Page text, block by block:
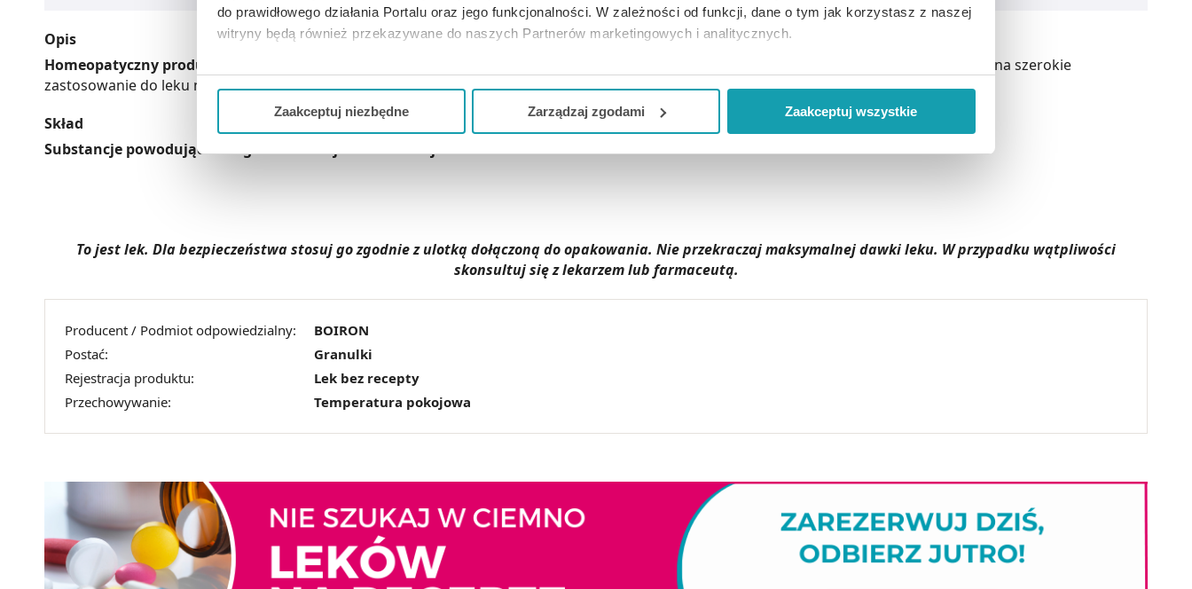
do prawidłowego działania Portalu oraz jego funkcjonalności. W zależności od funkcji, dane o tym jak korzystasz z naszej
witryny będą również przekazywane do naszych Partnerów marketingowych i analitycznych.
Jeżeli chcesz dostosować swoją zgodę i wybrać tylko niektóre dodatkowe funkcje, z którymi wiąże się zbieranie danych o
Ciebie danych, które nie są niezbędne dla funkcjonowania Strony. Będzie się to jednak wiązało z brakiem dostępu do
Zaakceptuj niezbędne Zarządzaj zgodami Zaakceptuj wszystkie
Opis
Homeopatyczny produkt leczniczy
, który nie posiada wskazań leczniczych. Lek ten można stosować w leczeniu różnych chorób. Ze względu na szerokie
zastosowanie do leku nie dodaje się ulotki, ani informacji związanych ze sposobem dawkowania.
Skład
Substancje powodujące alergie lub reakcje nietolerancji: laktoza i sacharoza.
To jest lek. Dla bezpieczeństwa stosuj go zgodnie z ulotką dołączoną do opakowania. Nie przekraczaj maksymalnej dawki leku. W przypadku wątpliwości
skonsultuj się z lekarzem lub farmaceutą.
Producent / Podmiot odpowiedzialny:
BOIRON
Postać:
Granulki
Rejestracja produktu:
Lek bez recepty
Przechowywanie:
Temperatura pokojowa